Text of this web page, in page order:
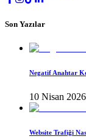
Son Yazılar
Negatif Anahtar
10 Nisan 2026
Website Trafiği